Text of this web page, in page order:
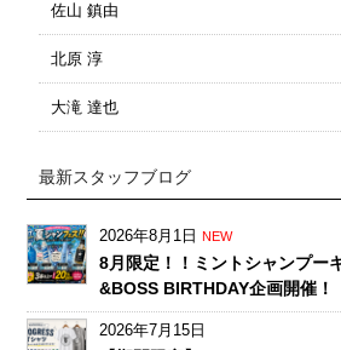
佐山 鎮由
北原 淳
大滝 達也
最新スタッフブログ
2026年8月1日 NEW
8月限定！！ミントシャンプー
&BOSS BIRTHDAY企画開催！
2026年7月15日